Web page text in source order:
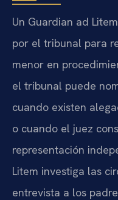
Un Guardian ad
por el tribunal para
menor en
el tribunal puede
cuando existen
o cuando el juez
representación
Litem investiga las
entrevista a los